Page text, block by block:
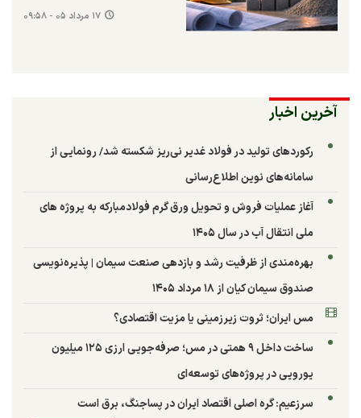
۱۷ مرداد ۰۵ - ۰۹:۵۸
آخرین اخبار
رکوردهای تولید در فولاد غدیر نی‌ریز شکسته شد/ رونمایی از
سامانه‌های نوین اطلاع‌رسانی
آغاز عملیات فروش و تحویل ورق گرم فولادمبارکه به پروژه های
ملی انتقال آب در سال ۱۴۰۵
بهره‌مندی از ظرفیت رشد و بازدهی صنعت سیمان | پذیره‌نویسی
صندوق سیمان کیان از ۱۸ مرداد ۱۴۰۵
مس ایران؛ ثروت زیرزمینی یا مزیت اقتصادی؟
ساخت داخل ۹ همتی در مس؛ صرفه‌جویی ارزی ۱۲۵ میلیون
یورویی در پروژه‌های توسعه‌ای
سرزعیم: گره اصلی اقتصاد ایران در پساجنگ، برق است